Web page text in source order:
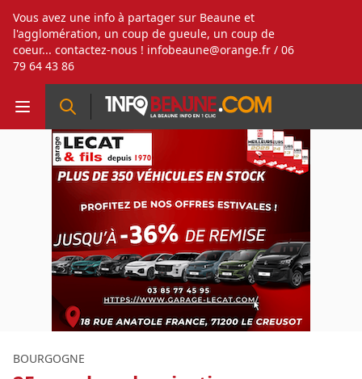
Vous avez une info à partager sur Beaune et
l'agglomération, un coup de gueule, un coup de
coeur... contactez-nous ! infobeaune@orange.fr / 06
79 64 43 86
BOURGOGNE